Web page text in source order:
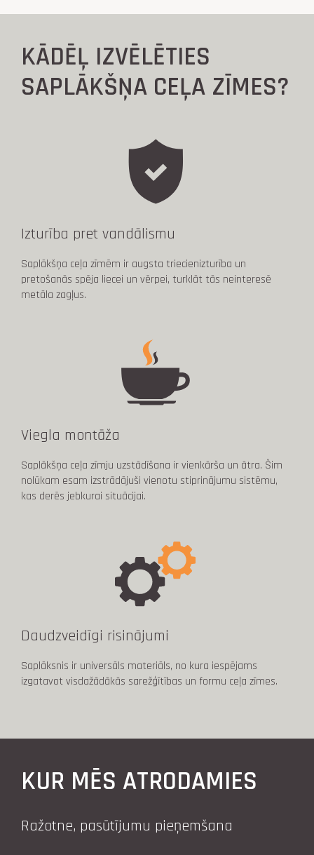
KĀDĒĻ IZVĒLĒTIES
SAPLĀKŠŅA CEĻA ZĪMES?
Izturība pret vandālismu
Saplākšņa ceļa zīmēm ir augsta triecienizturība un
pretošanās spēja liecei un vērpei, turklāt tās neinteresē
metāla zagļus.
Viegla montāža
Saplākšņa ceļa zīmju uzstādīšana ir vienkārša un ātra. Šim
nolūkam esam izstrādājuši vienotu stiprinājumu sistēmu,
kas derēs jebkurai situācijai.
Daudzveidīgi risinājumi
Saplāksnis ir universāls materiāls, no kura iespējams
izgatavot visdažādākās sarežģītības un formu ceļa zīmes.
KUR MĒS ATRODAMIES
Ražotne, pasūtījumu pieņemšana